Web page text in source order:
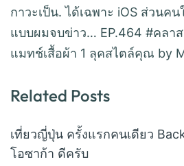
กาวะเป็น. ได้เฉพาะ iOS ส่วนค
แบบผมจบข่าว… EP.464 #คลา
แมทช์เสื้อผ้า 1 ลุคสไตล์คุณ by
Related Posts
เที่ยวญี่ปุ่น ครั้งแรกคนเดียว
โอซาก้า ดีครับ